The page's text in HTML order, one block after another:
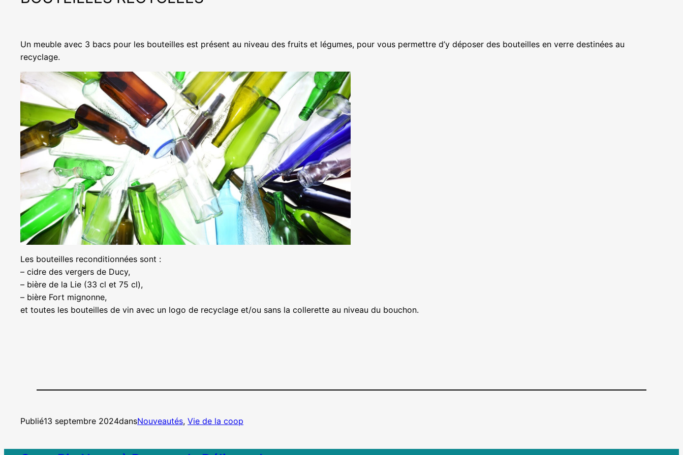
Un meuble avec 3 bacs pour les bouteilles est présent au niveau des fruits et légumes, pour vous permettre d’y déposer des bouteilles en verre destinées au
recyclage.
Les bouteilles reconditionnées sont :
– cidre des vergers de Ducy,
– bière de la Lie (33 cl et 75 cl),
– bière Fort mignonne,
et toutes les bouteilles de vin avec un logo de recyclage et/ou sans la collerette au niveau du bouchon.
Publié13 septembre 2024dansNouveautés, Vie de la coop